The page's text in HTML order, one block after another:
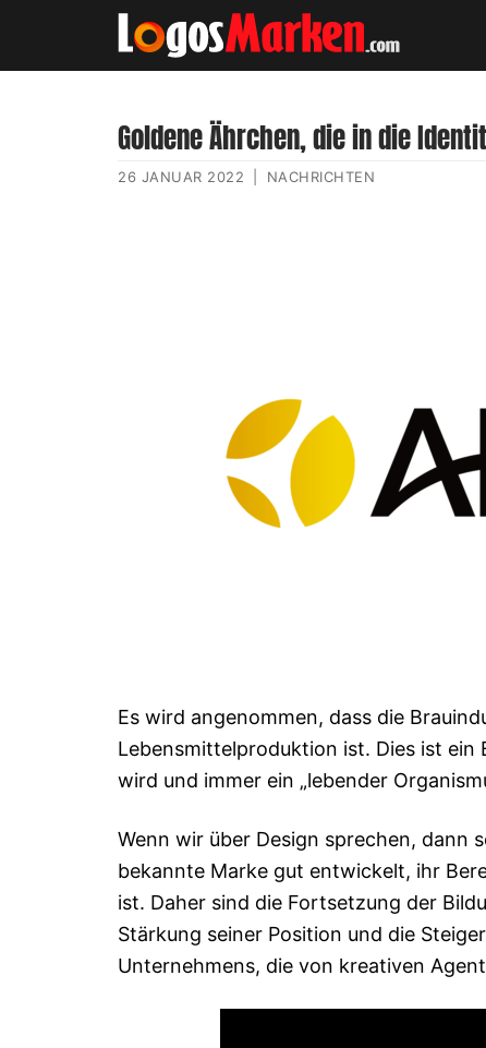
Goldene Ährchen, die in die
26 JANUAR 2022 NACHRICHTEN
Es wird angenommen, dass die
Lebensmittelproduktion ist. Dies ist ein
wird und immer ein „lebender
Wenn wir über Design sprechen, dann
bekannte Marke gut entwickelt, ihr
ist. Daher sind die Fortsetzung der
Stärkung seiner Position und die
Unternehmens, die von kreativen